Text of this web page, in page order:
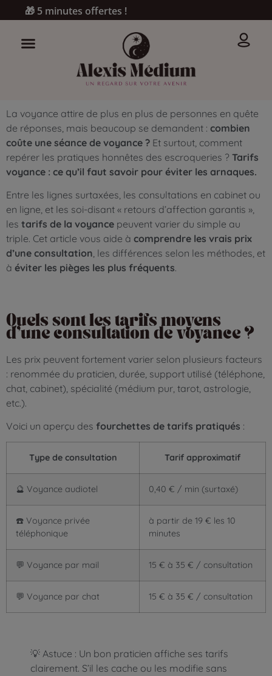
🎁 5 minutes offertes !
La voyance attire de plus en plus de personnes en quête
de réponses, mais beaucoup se demandent : combien
coûte une séance de voyance ? Et surtout, comment
repérer les pratiques honnêtes des escroqueries ? Tarifs
voyance : ce qu’il faut savoir pour éviter les arnaques.
Entre les lignes surtaxées, les consultations en cabinet ou
en ligne, et les soi-disant « retours d’affection garantis »,
les tarifs de la voyance peuvent varier du simple au
triple. Cet article vous aide à comprendre les vrais prix
d’une consultation, les différences selon les méthodes, et
à éviter les pièges les plus fréquents.
Quels sont les tarifs moyens
d’une consultation de voyance ?
Les prix peuvent fortement varier selon plusieurs facteurs
: renommée du praticien, durée, support utilisé (téléphone,
chat, cabinet), spécialité (médium pur, tarot, astrologie,
etc.).
Voici un aperçu des fourchettes de tarifs pratiqués :
Type de consultation Tarif approximatif
🔮 Voyance audiotel 0,40 € / min (surtaxé)
☎️ Voyance privée
téléphonique
à partir de 19 € les 10
minutes
💬 Voyance par mail 15 € à 35 € / consultation
💬 Voyance par chat 15 € à 35 € / consultation
💡 Astuce : Un bon praticien affiche ses tarifs
clairement. S’il les cache ou les modifie sans